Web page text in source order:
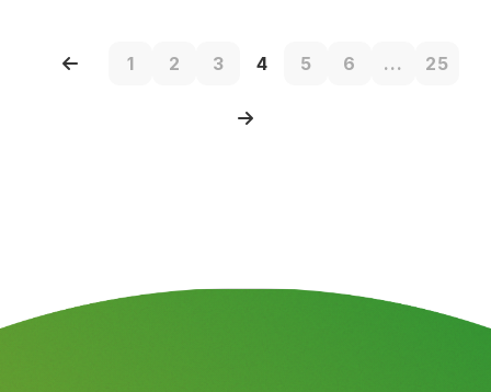
1 2 3 4 5 6 ... 25